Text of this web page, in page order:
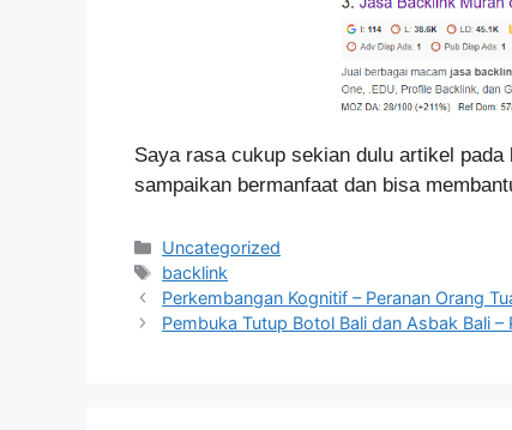
Saya rasa cukup sekian dulu artikel
sampaikan bermanfaat dan bisa
Categories
Uncategorized
Tags
backlink
Perkembangan Kognitif – Peranan Orang
Pembuka Tutup Botol Bali dan Asbak Bali